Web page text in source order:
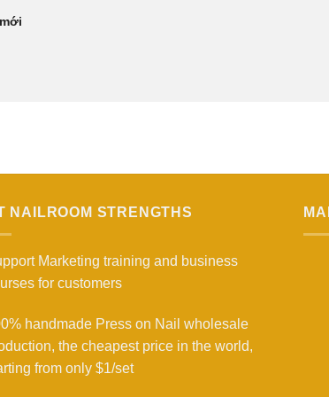
NAILROOM STRENGTHS
Marketing training and business
for customers
handmade Press on Nail wholesale
the cheapest price in the world,
from only $1/set